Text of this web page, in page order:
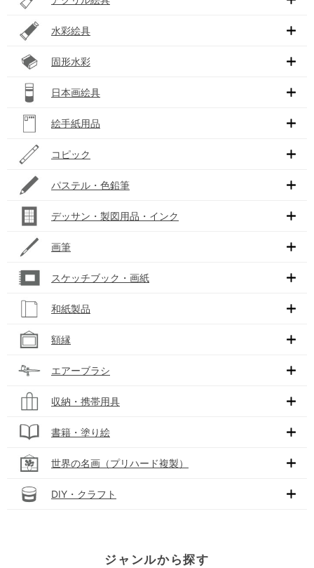
水彩絵具
固形水彩
日本画絵具
絵手紙用品
コピック
パステル・色鉛筆
デッサン・製図用品・インク
画筆
スケッチブック・画紙
和紙製品
額縁
エアーブラシ
収納・携帯用具
書籍・塗り絵
世界の名画（プリハード複製）
DIY・クラフト
ジャンルから探す